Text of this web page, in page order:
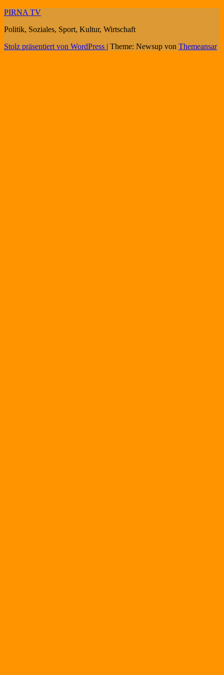
PIRNA TV
Politik, Soziales, Sport, Kultur, Wirtschaft
Stolz präsentiert von WordPress | Theme: Newsup von Themeansar